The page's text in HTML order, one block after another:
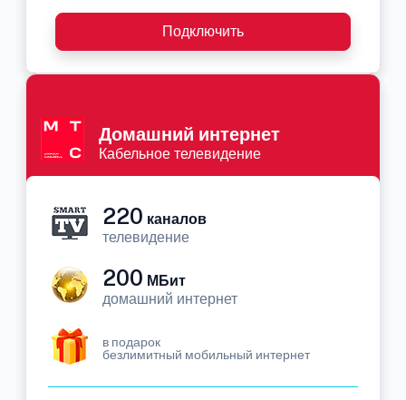
Подключить
Домашний интернет
Кабельное телевидение
220 каналов
телевидение
200 МБит
домашний интернет
в подарок
безлимитный мобильный интернет